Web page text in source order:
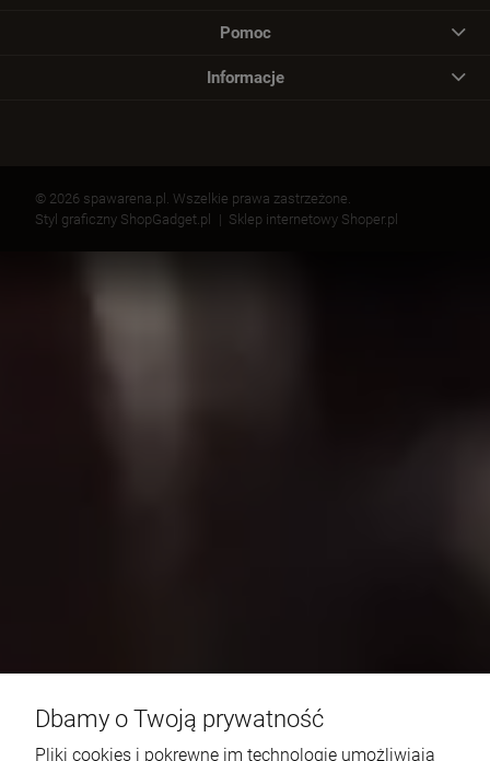
Pomoc
Informacje
© 2026 spawarena.pl. Wszelkie prawa zastrzeżone.
Styl graficzny ShopGadget.pl
Sklep internetowy Shoper.pl
Dbamy o Twoją prywatność
Pliki cookies i pokrewne im technologie umożliwiają